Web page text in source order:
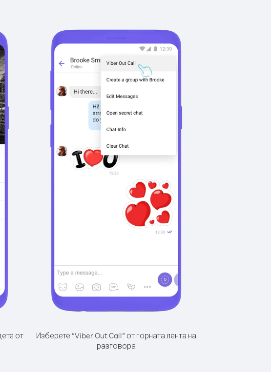
от
Изберете “Viber Out Call” от горната лента на
разговора